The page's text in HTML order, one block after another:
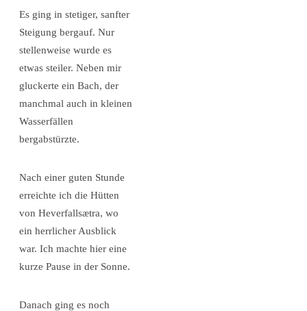
Es ging in stetiger, sanfter
Steigung bergauf. Nur
stellenweise wurde es
etwas steiler. Neben mir
gluckerte ein Bach, der
manchmal auch in kleinen
Wasserfällen
bergabstürzte.
Nach einer guten Stunde
erreichte ich die Hütten
von Heverfallsætra, wo
ein herrlicher Ausblick
war. Ich machte hier eine
kurze Pause in der Sonne.
Danach ging es noch